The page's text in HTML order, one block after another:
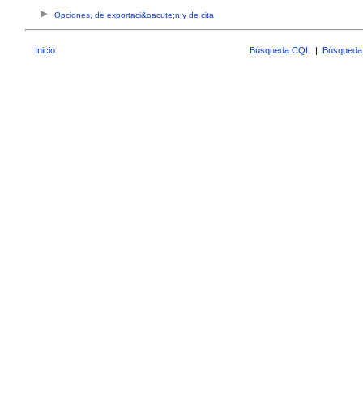
Opciones, de exportaci&oacute;n y de cita
Inicio Búsqueda CQL |